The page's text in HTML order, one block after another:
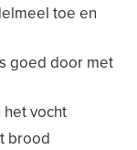
toe en
goed door met
vocht
brood